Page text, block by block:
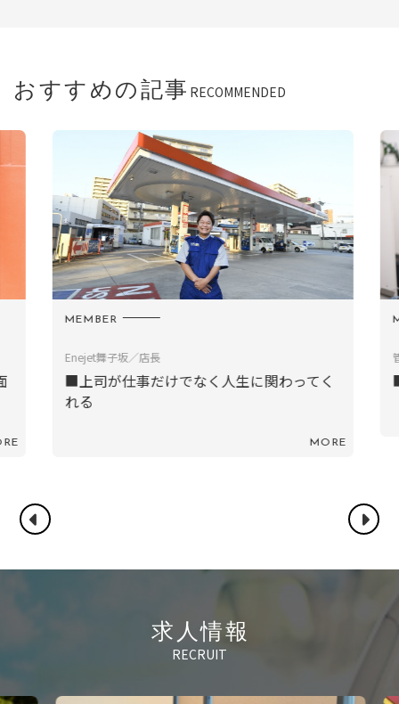
おすすめの記事 RECOMMENDED
MEMBER
Enejet舞子坂／店長
■上司が仕事だけでなく人生に関わってく
れる
MORE
求人情報
RECRUIT